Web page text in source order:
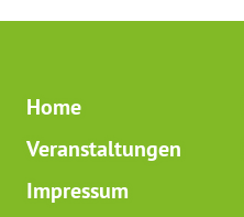
Home
Veranstaltungen
Impressum